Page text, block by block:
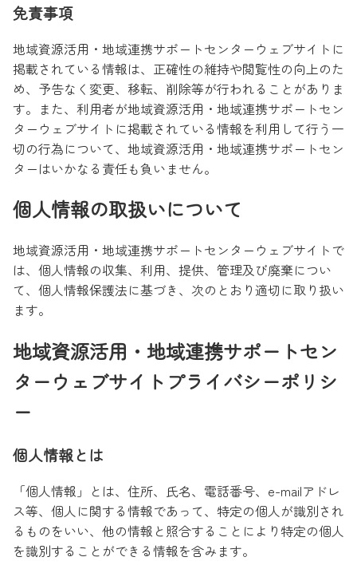
免責事項
地域資源活用・地域連携サポートセンターウェブサイトに
掲載されている情報は、正確性の維持や閲覧性の向上のた
め、予告なく変更、移転、削除等が行われることがありま
す。また、利用者が地域資源活用・地域連携サポートセン
ターウェブサイトに掲載されている情報を利用して行う一
切の行為について、地域資源活用・地域連携サポートセン
ターはいかなる責任も負いません。
個人情報の取扱いについて
地域資源活用・地域連携サポートセンターウェブサイトで
は、個人情報の収集、利用、提供、管理及び廃棄につい
て、個人情報保護法に基づき、次のとおり適切に取り扱い
ます。
地域資源活用・地域連携サポートセン
ターウェブサイトプライバシーポリシ
ー
個人情報とは
「個人情報」とは、住所、氏名、電話番号、e-mailアドレ
ス等、個人に関する情報であって、特定の個人が識別され
るものをいい、他の情報と照合することにより特定の個人
を識別することができる情報を含みます。